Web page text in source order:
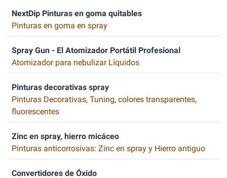
NextDip Pinturas en goma quitables
Pinturas en goma en spray
Spray Gun - El Atomizador Portátil Profesional
Atomizador para nebulizar Líquidos
Pinturas decorativas spray
Pinturas Decorativas, Tuning, colores transparentes,
fluorescentes
Zinc en spray, hierro micáceo
Pinturas anticorrosivas: Zinc en spray y Hierro antiguo
Convertidores de Óxido